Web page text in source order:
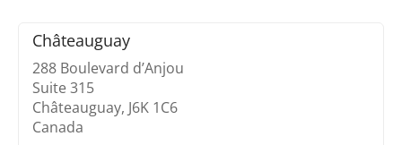
Châteauguay
288 Boulevard d’Anjou
Suite 315
Châteauguay, J6K 1C6
Canada